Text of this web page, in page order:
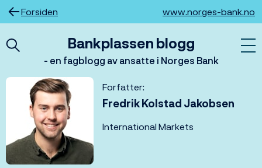
Hopp
til
Forsiden www.norges-bank.no
Bankplassen blogg
- en fagblogg av ansatte i Norges Bank
Forfatter:
Fredrik Kolstad Jakobsen
International Markets